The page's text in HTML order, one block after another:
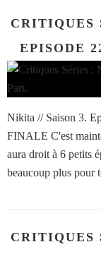
CRITIQUES
EPISODE
Nikita // Saison 3.
FINALE C'est
aura droit à 6 petits
beaucoup plus pour
CRITIQUES